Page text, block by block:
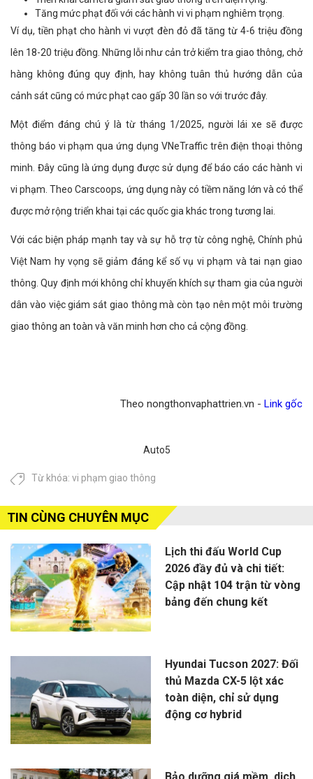
Tăng mức phạt đối với các hành vi vi phạm nghiêm trọng.
Ví dụ, tiền phạt cho hành vi vượt đèn đỏ đã tăng từ 4-6 triệu đồng
lên 18-20 triệu đồng. Những lỗi như cản trở kiểm tra giao thông, chở
hàng không đúng quy định, hay không tuân thủ hướng dẫn của
cảnh sát cũng có mức phạt cao gấp 30 lần so với trước đây.
Một điểm đáng chú ý là từ tháng 1/2025, người lái xe sẽ được
thông báo vi phạm qua ứng dụng VNeTraffic trên điện thoại thông
minh. Đây cũng là ứng dụng được sử dụng để báo cáo các hành vi
vi phạm. Theo Carscoops, ứng dụng này có tiềm năng lớn và có thể
được mở rộng triển khai tại các quốc gia khác trong tương lai.
Với các biện pháp mạnh tay và sự hỗ trợ từ công nghệ, Chính phủ
Việt Nam hy vọng sẽ giảm đáng kể số vụ vi phạm và tai nạn giao
thông. Quy định mới không chỉ khuyến khích sự tham gia của người
dân vào việc giám sát giao thông mà còn tạo nên một môi trường
giao thông an toàn và văn minh hơn cho cả cộng đồng.
Theo nongthonvaphattrien.vn - Link gốc
Auto5
Từ khóa: vi phạm giao thông
TIN CÙNG CHUYÊN MỤC
Lịch thi đấu World Cup
2026 đầy đủ và chi tiết:
Cập nhật 104 trận từ vòng
bảng đến chung kết
Hyundai Tucson 2027: Đối
thủ Mazda CX-5 lột xác
toàn diện, chỉ sử dụng
động cơ hybrid